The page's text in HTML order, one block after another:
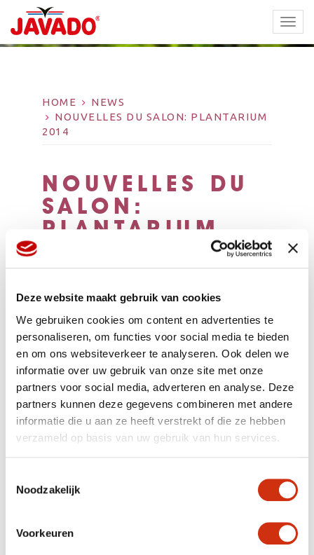
Deze website maakt gebruik van cookies
We gebruiken cookies om content en advertenties te
personaliseren, om functies voor social media te bieden
en om ons websiteverkeer te analyseren. Ook delen we
informatie over uw gebruik van onze site met onze
partners voor social media, adverteren en analyse. Deze
partners kunnen deze gegevens combineren met andere
informatie die u aan ze heeft verstrekt of die ze hebben
verzameld op basis van uw gebruik van hun services.
Noodzakelijk
Voorkeuren
HOME
NEWS
NOUVELLES DU SALON: PLANTARIUM
2014
NOUVELLES DU
SALON:
PLANTARIUM
le calendrier international des salons. La 32ième édition
pour le marché consommateur, est tout comme les
autres éditions au grand complet avec plus de 300
d’activités sont organisées au salon même ainsi qu’à ses
alentours : présentations, espaces ateliers et visites
guidées par des professionnels.
Vous êtes à la recherche d’idées pour votre rayon
pépinière ? Nous vous conseillons fortement le salon du
Plantarium! Si vous souhaitez venir à ce salon à
Publié le: 19 juin 2014